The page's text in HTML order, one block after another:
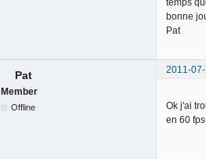
temps
bonne
Pat
Pat
2011-
Member
Offline
Ok j'ai
en 60